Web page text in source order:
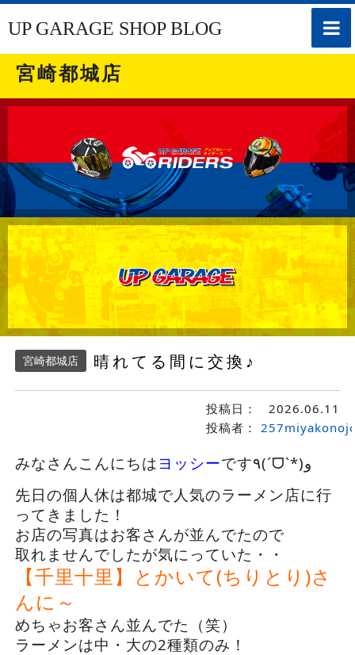
toggle
UP GARAGE SHOP BLOG
宮崎都城店
宮崎都城店 晴れてる間に交換♪
投稿日：
2026.06.11
投稿者：
みなさんこんにちはヨッシー
です٩(ˊᗜˋ*)و
先日の個人休は都城で人気のラーメン店に行
ってきました！
お店の写真はお客さんが並んでたので
取れませんでしたが気にっていた・・
【千里十里】とかいて(ちりとり)さ
んに～
めちゃお客さん並んでた（笑）
ラーメンは中・大の2種類のみ！